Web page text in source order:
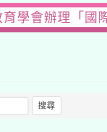
學會辦理「國
搜尋